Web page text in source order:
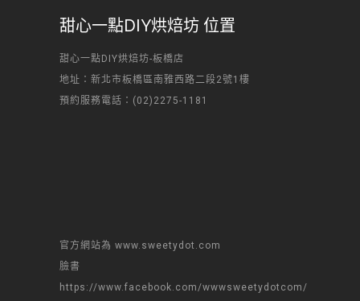
甜心一點DIY烘焙坊 位置
甜心一點DIY烘焙坊-板橋店
地址：新北市板橋區南雅西路二段2號1樓
預約服務電話：(02)2275-1181
官方網站為 www.sweetydot.com
臉書
https://www.facebook.com/wwwsweetydotcom/